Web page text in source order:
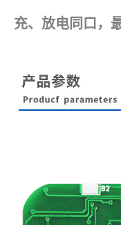
充、放电同口，